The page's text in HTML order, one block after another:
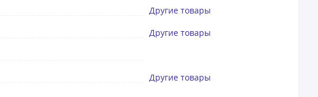
Другие товары
Другие товары
Другие товары